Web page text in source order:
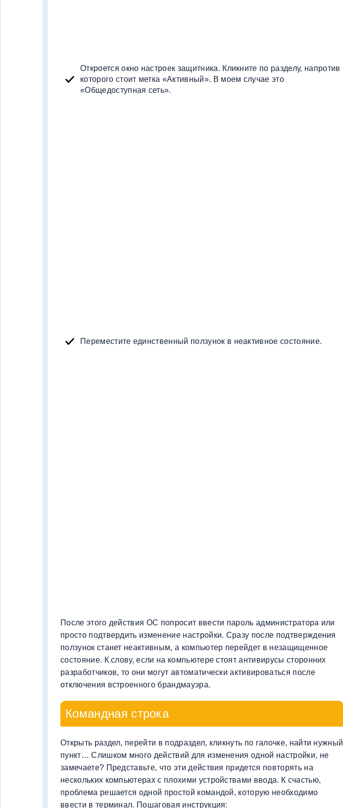
Откроется окно настроек защитника. Кликните по разделу, напротив
которого стоит метка «Активный». В моем случае это
«Общедоступная сеть».
Переместите единственный ползунок в неактивное состояние.
После этого действия ОС попросит ввести пароль администратора или
просто подтвердить изменение настройки. Сразу после подтверждения
ползунок станет неактивным, а компьютер перейдет в незащищенное
состояние. К слову, если на компьютере стоят антивирусы сторонних
разработчиков, то они могут автоматически активироваться после
отключения встроенного брандмауэра.
Командная строка
Открыть раздел, перейти в подраздел, кликнуть по галочке, найти нужный
пункт… Слишком много действий для изменения одной настройки, не
замечаете? Представьте, что эти действия придется повторять на
нескольких компьютерах с плохими устройствами ввода. К счастью,
проблема решается одной простой командой, которую необходимо
ввести в терминал. Пошаговая инструкция: